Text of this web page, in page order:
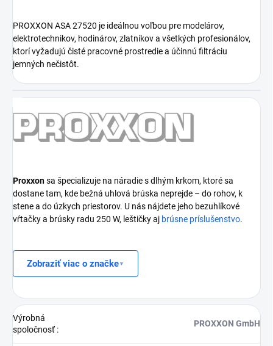
PROXXON ASA 27520 je ideálnou voľbou pre modelárov,
elektrotechnikov, hodinárov, zlatníkov a všetkých profesionálov,
ktorí vyžadujú čisté pracovné prostredie a účinnú filtráciu
jemných nečistôt.
Proxxonsa špecializuje na náradie s dlhým krkom, ktoré sa
dostane tam, kde bežná uhlová brúska neprejde – do rohov, k
stene a do úzkych priestorov. U nás nájdete jeho bezuhlíkové
vŕtačky a brúsky radu 250 W, leštičky aj brúsne príslušenstvo.
Zobraziť viac o značke
Výrobná
spoločnosť:
PROXXON GmbH